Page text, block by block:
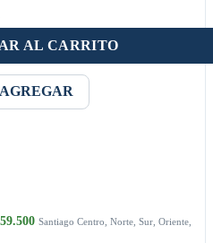
AL CARRITO
Santiago Centro, Norte, Sur, Oriente,